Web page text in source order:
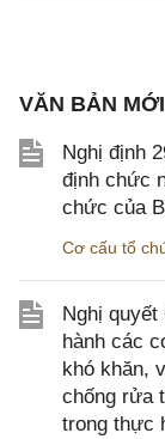
VĂN BẢN
Nghị định
định chức
chức của
Cơ cấu tổ
Nghị quyết
hành các
khó khăn,
chống rửa
trong thực